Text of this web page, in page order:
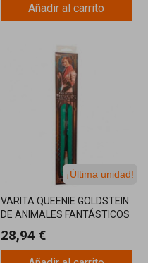
Añadir al carrito
¡Última unidad!
VARITA QUEENIE GOLDSTEIN
DE ANIMALES FANTÁSTICOS
28,94 €